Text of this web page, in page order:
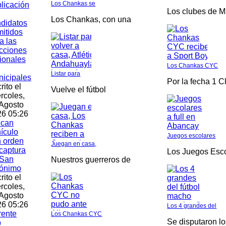
las
el
05:26
orden
el
05:26
Los Chankas se
Los Chankas, con una
Listar para
Vuelve el fútbol
Juegan en casa,
Nuestros guerreros de
Los Chankas CYC
Los clubes de
Los Chankas CYC
Por la fecha 1
Juegos escolares
Los Juegos
Los 4 grandes del
Se disputaron